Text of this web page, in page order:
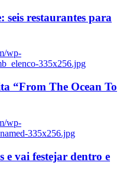
seis restaurantes para
wp-
335x256.jpg
“From The Ocean To
wp-
335x256.jpg
e vai festejar dentro e